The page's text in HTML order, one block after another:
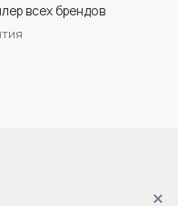
всех брендов